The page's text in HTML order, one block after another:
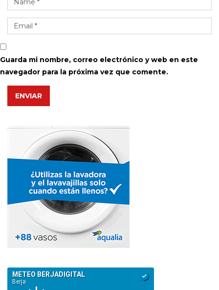
Guarda mi nombre, correo electrónico y web en este
navegador para la próxima vez que comente.
ENVIAR